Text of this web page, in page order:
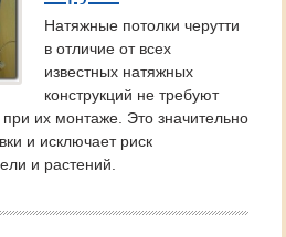
Натяжные потолки черутти
в отличие от всех
известных натяжных
конструкций не требуют
их монтаже. Это значительно
и исключает риск
и растений.